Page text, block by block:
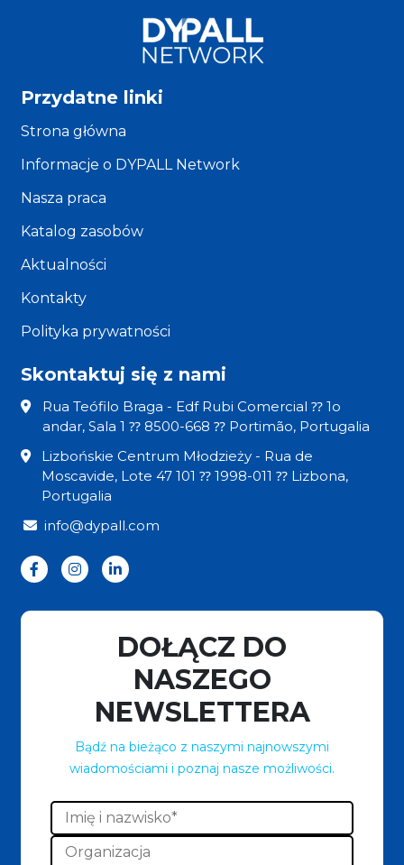
„Budowanie
synergii
na
rzecz
demokracji
Przydatne linki
Strona główna
Informacje o DYPALL Network
Nasza praca
Katalog zasobów
Aktualności
Kontakty
Polityka prywatności
Skontaktuj się z nami
Rua Teófilo Braga - Edf Rubi Comercial ⁇ 1o
andar, Sala 1 ⁇ 8500-668 ⁇ Portimão, Portugalia
Lizbońskie Centrum Młodzieży - Rua de
Moscavide, Lote 47 101 ⁇ 1998-011 ⁇ Lizbona,
Portugalia
info@dypall.com
DOŁĄCZ DO
NASZEGO
NEWSLETTERA
Bądź na bieżąco z naszymi najnowszymi
wiadomościami i poznaj nasze możliwości.